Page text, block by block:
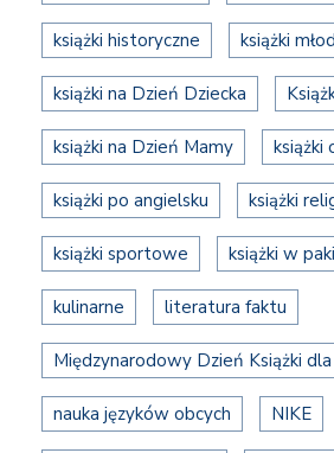
książki historyczne książki
książki na Dzień Dziecka
książki na Dzień Mamy książki
książki po angielsku książki
książki sportowe książki w
kulinarne literatura faktu
Międzynarodowy Dzień Książki
nauka języków obcych NIKE